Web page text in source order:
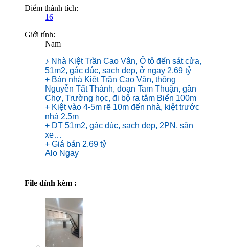
Điểm thành tích:
16
Giới tính:
Nam
♪ Nhà Kiệt Trần Cao Vân, Ô tô đến sát cửa,
51m2, gác đúc, sạch đẹp, ở ngay 2.69 tỷ
+ Bán nhà Kiệt Trần Cao Vân, thông
Nguyễn Tất Thành, đoạn Tam Thuận, gần
Chợ, Trường học, đi bộ ra tắm Biển 100m
+ Kiệt vào 4-5m rẽ 10m đến nhà, kiệt trước
nhà 2.5m
+ DT 51m2, gác đúc, sạch đẹp, 2PN, sân
xe…
+ Giá bán 2.69 tỷ
Alo Ngay
File đính kèm :